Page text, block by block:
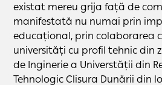
existat mereu grija față de
manifestată nu numai prin
educațional, prin colaborarea
universități cu profil tehnic din
de Inginerie a Universtății din
Tehnologic Clisura Dunării din